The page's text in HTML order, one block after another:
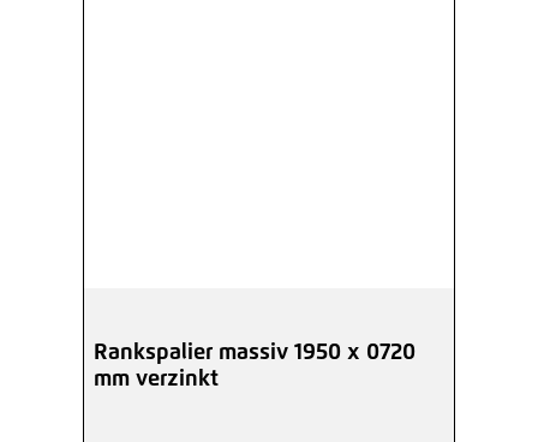
Rankspalier massiv 1950 x 0720
mm verzinkt